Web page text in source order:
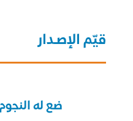
قيّم الإصـدار
ضع له